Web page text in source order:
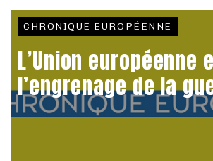
CHRONIQUE EUROPÉENNE
L’Union européenne
l’engrenage de la